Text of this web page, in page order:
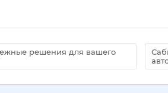
решения для вашего